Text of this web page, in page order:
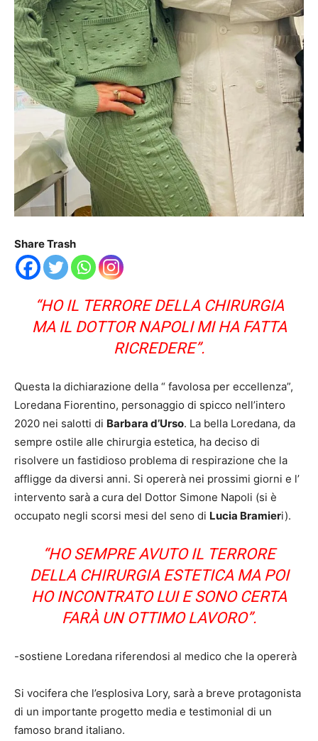
Share Trash
“HO IL TERRORE DELLA CHIRURGIA
MA IL DOTTOR NAPOLI MI HA FATTA
RICREDERE”.
Questa la dichiarazione della “ favolosa per eccellenza”,
Loredana Fiorentino, personaggio di spicco nell’intero
2020 nei salotti di Barbara d’Urso. La bella Loredana, da
sempre ostile alle chirurgia estetica, ha deciso di
risolvere un fastidioso problema di respirazione che la
affligge da diversi anni. Si opererà nei prossimi giorni e l’
intervento sarà a cura del Dottor Simone Napoli (si è
occupato negli scorsi mesi del seno di Lucia Bramieri).
“HO SEMPRE AVUTO IL TERRORE
DELLA CHIRURGIA ESTETICA MA POI
HO INCONTRATO LUI E SONO CERTA
FARÀ UN OTTIMO LAVORO”.
-sostiene Loredana riferendosi al medico che la opererà
Si vocifera che l’esplosiva Lory, sarà a breve protagonista
di un importante progetto media e testimonial di un
famoso brand italiano.